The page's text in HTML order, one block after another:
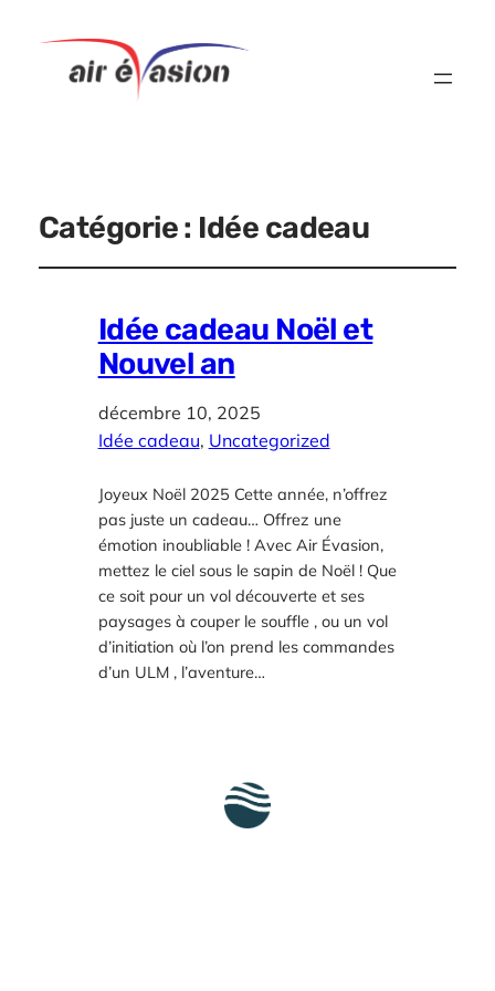
Catégorie : Idée cadeau
Idée cadeau Noël et
Nouvel an
décembre 10, 2025
Idée cadeau, Uncategorized
Joyeux Noël 2025 Cette année, n’offrez
pas juste un cadeau… Offrez une
émotion inoubliable ! Avec Air Évasion,
mettez le ciel sous le sapin de Noël ! Que
ce soit pour un vol découverte et ses
paysages à couper le souffle , ou un vol
d’initiation où l’on prend les commandes
d’un ULM , l’aventure…